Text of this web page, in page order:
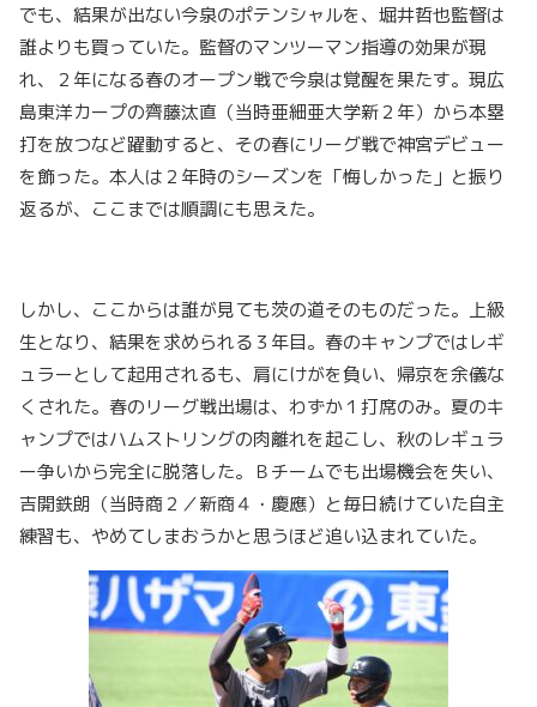
でも、結果が出ない今泉のポテンシャルを、堀井哲也監督は
誰よりも買っていた。監督のマンツーマン指導の効果が現
れ、２年になる春のオープン戦で今泉は覚醒を果たす。現広
島東洋カープの齊藤汰直（当時亜細亜大学新２年）から本塁
打を放つなど躍動すると、その春にリーグ戦で神宮デビュー
を飾った。本人は２年時のシーズンを「悔しかった」と振り
返るが、ここまでは順調にも思えた。
しかし、ここからは誰が見ても茨の道そのものだった。上級
生となり、結果を求められる３年目。春のキャンプではレギ
ュラーとして起用されるも、肩にけがを負い、帰京を余儀な
くされた。春のリーグ戦出場は、わずか１打席のみ。夏のキ
ャンプではハムストリングの肉離れを起こし、秋のレギュラ
ー争いから完全に脱落した。Ｂチームでも出場機会を失い、
吉開鉄朗（当時商２／新商４・慶應）と毎日続けていた自主
練習も、やめてしまおうかと思うほど追い込まれていた。